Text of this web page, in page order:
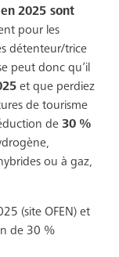
2025 sont
pour les
détenteur/trice
peut donc qu’il
et que perdiez
de tourisme
de 30 %
ou à gaz,
(site OFEN) et
de 30 %